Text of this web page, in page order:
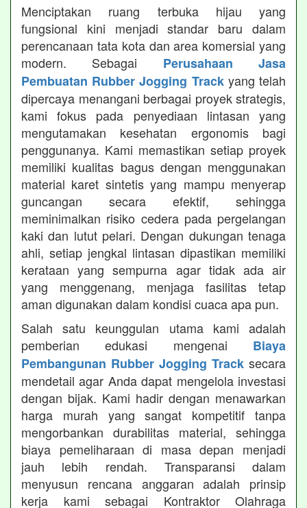
Menciptakan ruang terbuka hijau yang
fungsional kini menjadi standar baru dalam
perencanaan tata kota dan area komersial yang
modern. Sebagai Perusahaan Jasa
Pembuatan Rubber Jogging Trackyang telah
dipercaya menangani berbagai proyek strategis,
kami fokus pada penyediaan lintasan yang
mengutamakan kesehatan ergonomis bagi
penggunanya. Kami memastikan setiap proyek
memiliki kualitas bagus dengan menggunakan
material karet sintetis yang mampu menyerap
guncangan secara efektif, sehingga
meminimalkan risiko cedera pada pergelangan
kaki dan lutut pelari. Dengan dukungan tenaga
ahli, setiap jengkal lintasan dipastikan memiliki
kerataan yang sempurna agar tidak ada air
yang menggenang, menjaga fasilitas tetap
aman digunakan dalam kondisi cuaca apa pun.
Salah satu keunggulan utama kami adalah
pemberian edukasi mengenai Biaya
Pembangunan Rubber Jogging Track secara
mendetail agar Anda dapat mengelola investasi
dengan bijak. Kami hadir dengan menawarkan
harga murah yang sangat kompetitif tanpa
mengorbankan durabilitas material, sehingga
biaya pemeliharaan di masa depan menjadi
jauh lebih rendah. Transparansi dalam
menyusun rencana anggaran adalah prinsip
kerja kami sebagai Kontraktor Olahraga